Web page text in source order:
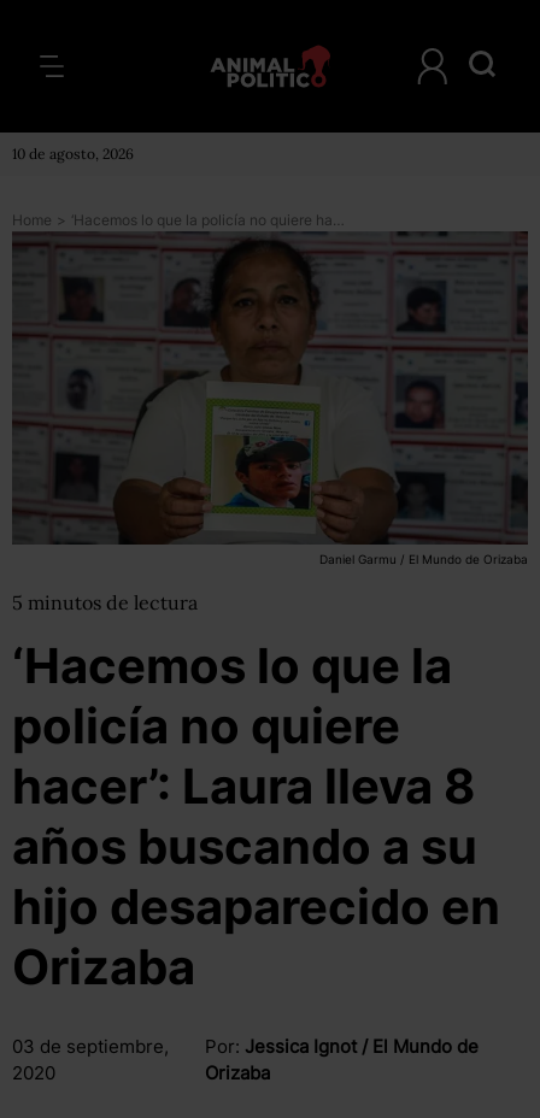
10 de agosto, 2026
Home > ‘Hacemos lo que la policía no quiere hacer’: Laura lleva 8 años buscando a su hijo desaparecido en Orizaba
Daniel Garmu / El Mundo de Orizaba
5 minutos de lectura
‘Hacemos lo que la
policía no quiere
hacer’: Laura lleva 8
años buscando a su
hijo desaparecido en
Orizaba
03 de septiembre,
2020
Por: Jessica Ignot / El Mundo de
Orizaba